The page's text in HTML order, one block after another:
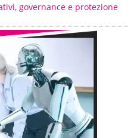
governance e protezione